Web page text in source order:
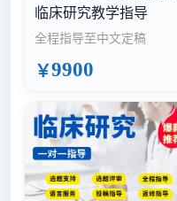
临床研究教学指导
全程指导至中文定稿
￥9900